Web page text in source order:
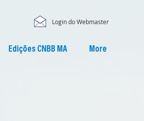
Login do Webmaster
Edições CNBB MA More